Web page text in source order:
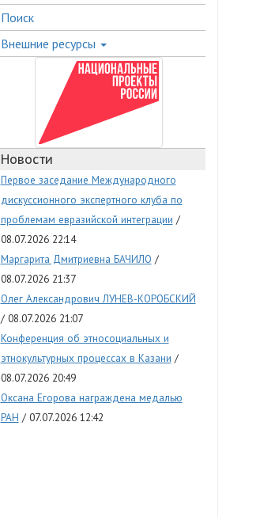
Поиск
Внешние ресурсы
Новости
Первое заседание Международного
дискуссионного экспертного клуба по
проблемам евразийской интеграции
08.07.2026 22:14
Маргарита Дмитриевна БАЧИЛО
08.07.2026 21:37
Олег Александрович ЛУНЕВ-КОРОБСКИЙ
08.07.2026 21:07
Конференция об этносоциальных и
этнокультурных процессах в Казани
08.07.2026 20:49
Оксана Егорова награждена медалью
РАН
07.07.2026 12:42